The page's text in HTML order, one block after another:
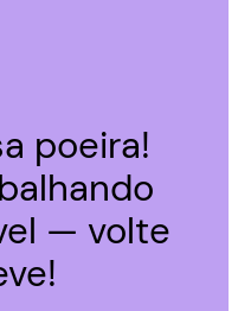
poeira!
— volte